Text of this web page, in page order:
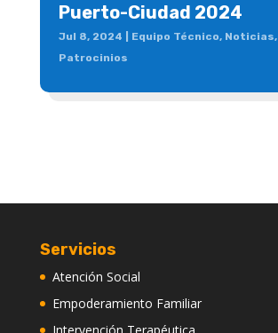
Puerto-Ciudad 2024
Jul 8, 2024 Equipo Técnico, Noticias,
Patrocinios
Servicios
Atención Social
Empoderamiento Familiar